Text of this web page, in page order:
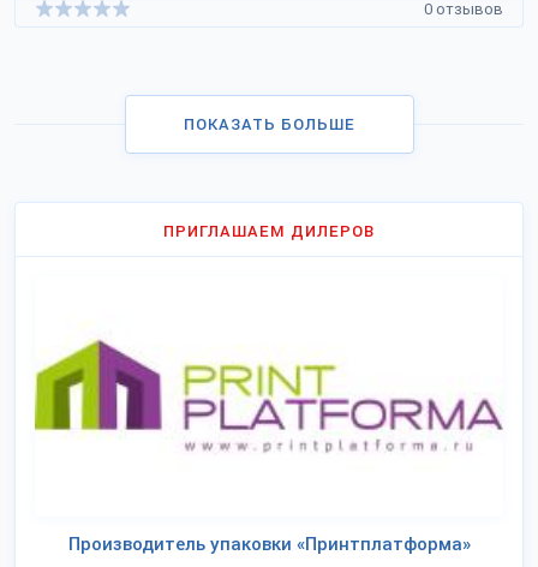
0 отзывов
ПОКАЗАТЬ БОЛЬШЕ
ПРИГЛАШАЕМ ДИЛЕРОВ
Производитель упаковки «Принтплатформа»